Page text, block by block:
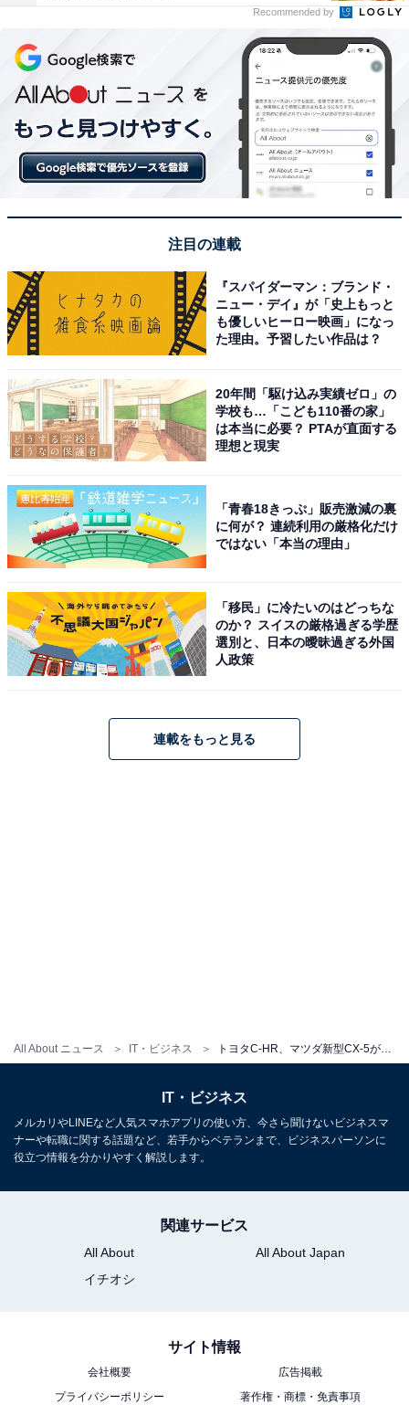
All About ニュース IT・ビジネス
代トヨタ・RAV4あたりだろうか。木村拓哉をCMに起用
し、若者を中心に大きな支持を集めた。初代RAV4から
20年以上経っているからSUV「ブーム」というには長す
ぎる感もあるが、廃れたり盛り上がったりしながらも着
実に定着している。
来春日本に新型3008を導入するプジョーのマーケティン
えている」と語っているのが印象的だった。さらに、ト
前から300万人（UU/ユニークユーザーの数）も訪れたと
いう。
大方のSUVには、ハッチバックやワゴンなどのベース車
Recommended by
注目の連載
『スパイダーマン：ブランド・
ニュー・デイ』が「史上もっと
も優しいヒーロー映画」になっ
た理由。予習したい作品は？
20年間「駆け込み実績ゼロ」の
学校も…「こども110番の家」
は本当に必要？ PTAが直面する
理想と現実
「青春18きっぷ」販売激減の裏
に何が？ 連続利用の厳格化だけ
ではない「本当の理由」
「移民」に冷たいのはどっちな
のか？ スイスの厳格過ぎる学歴
選別と、日本の曖昧過ぎる外国
人政策
連載をもっと見る
IT・ビジネス
メルカリやLINEなど人気スマホアプリの使い方、今さら聞けないビジネスマ
ナーや転職に関する話題など、若手からベテランまで、ビジネスパーソンに
役立つ情報を分かりやすく解説します。
関連サービス
All About
All About Japan
イチオシ
サイト情報
会社概要
広告掲載
プライバシーポリシー
著作権・商標・免責事項